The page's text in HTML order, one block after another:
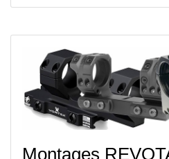
Montages